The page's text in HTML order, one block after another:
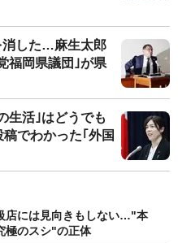
消した…麻生太郎
福岡県議団｣が県
生活｣はどうでも
でわかった｢外国
店には見向きもしない…"本
極のスシ"の正体